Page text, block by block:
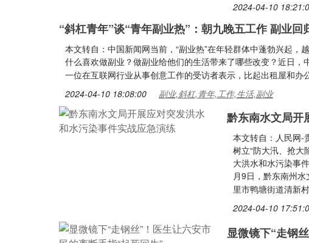
2024-04-10
“斜杠青年”谈“青年副业热”：朝九晚五工作 副业回
本文转自：中国新闻网当前，“副业热”在年轻群体中蓬勃兴起
什么喜欢做副业？做副业给他们的生活带来了哪些改变？近日，
一位在互联网行业从事创意工作的受访者表示，比起出租屋和办
2024-04-10 18:08:00 副业,斜杠,青年,工作,生活,副业
黔东南水文局开
本文转自：人民网-
树立“防大汛、抢大
大洪水和水污染事
月9日，黔东南州
里市鸭塘街道清新
2024-04-10
显微镜下“走钢